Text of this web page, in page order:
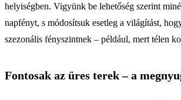
helyiségben. Vigyünk be lehetőség szerint
napfényt, s módosítsuk esetleg a világítást,
szezonális fényszintnek – például, mert télen
Fontosak az üres terek – a